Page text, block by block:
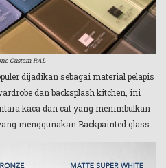
Custom RAL
dijadikan sebagai material pelapis
dan backsplash kitchen, ini
kaca dan cat yang menimbulkan
menggunakan Backpainted glass.